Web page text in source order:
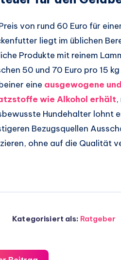
von rund 60 Euro für
liegt im üblichen
Produkte mit reinem
50 und 70 Euro pro 15
eine ausgewogene
wie Alkohol erhält
Hundehalter lohnt
Bezugsquellen
ohne auf die Qualität
Kategorisiert als: Ratgeber